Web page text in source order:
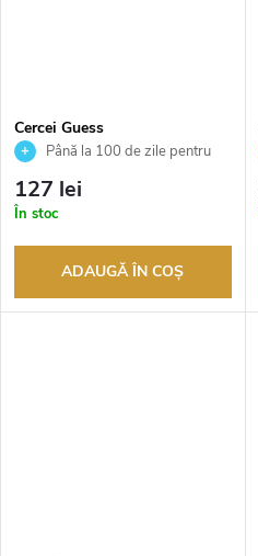
Cercei Guess
JUBE02244JWRHAQT
Până la 100 de zile pentru
autorizat
127 lei
În stoc
ADAUGĂ ÎN COŞ